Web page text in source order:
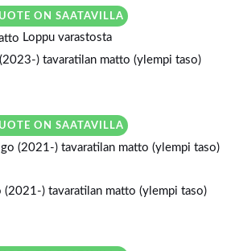
ON SAATAVILLA
Loppu varastosta
) tavaratilan matto (ylempi taso)
ON SAATAVILLA
(2021-) tavaratilan matto (ylempi taso)